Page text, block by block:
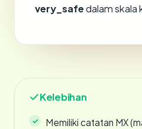
very_safedalam skala
Kelebihan
Memiliki catatan MX